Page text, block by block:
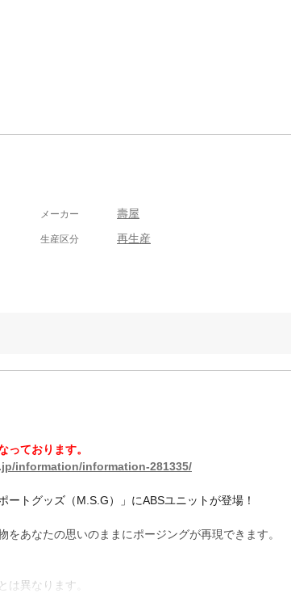
メーカー 壽屋
生産区分 再生産
ております。
information/information-281335/
トグッズ（M.S.G）」にABSユニットが登場！
あなたの思いのままにポージングが再現できます。
異なります。